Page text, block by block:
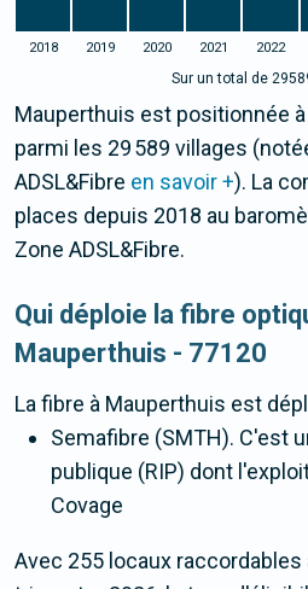
2018 2019 2020 2021 2022
Sur un total de
Mauperthuis est positionnée
parmi les 29 589 villages
ADSL&Fibre en savoir +). La
places depuis 2018 au
Zone ADSL&Fibre.
Qui déploie la fibre
Mauperthuis - 77120
La fibre à Mauperthuis est
Semafibre (SMTH). C'est
publique (RIP) dont
Covage
Avec 255 locaux raccordables